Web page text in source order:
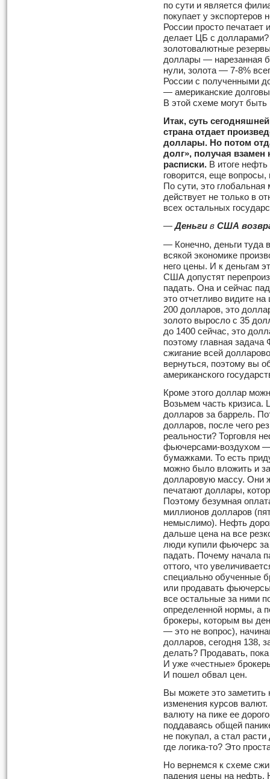
по сути и является
покупает у
России просто печатает
делает ЦБ с
золотовалютные
доллары — нарезанная
нули, золота — 7-8%
России с полученными
— американские
В этой схеме могут
Итак, суть
стра­на отдает
доллары. Но потом
долг», получая
расписки. В итоге
говорится, еще
По сути, это
действует не только в
всех остальных
—Деньги в США
— Конечно, деньги туда
всякой экономике
него цены. И к деньгам
США допустят
падать. Она и сейчас
это отчетливо видите
200 долларов, это
золото выросло с 35
до 1400 сейчас, это
поэтому главная
сжига­ние всей
вернуться, поэтому вы
американского
Кроме этого доллар
Возьмем часть кризиса.
долларов за баррель.
долларов, по­сле чего
реальности? Торговля
фьючерсами-воздухом
бумажками. То есть
можно было вложить и
долларовую массу. Они
печатают доллары,
Поэтому безумная
мил­лионов долларов
немыслимо). Нефть
дальше цена на все
люди купили фьючерс
падать. Почему начала
оттого, что
специально обученные
или продавать
все осталь­ные за ними
определенной нормы, а
брокеры, которым вы
— это не вопрос),
долларов, сегодня 138,
делать? Продавать,
И уже «честные»
И по­шел обвал цен.
Вы можете это заметить
изме­нения курсов
валюту на пике ее
поддаваясь общей
не покупал, а стал
где логика-то? Это
Но вернемся к схеме
падения цены на нефть.